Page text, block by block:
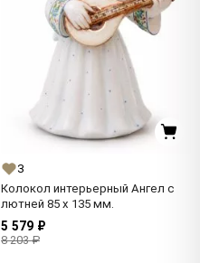
3
Колокол интерьерный Ангел с
лютней 85 x 135 мм.
5 579 ₽
8 203 ₽